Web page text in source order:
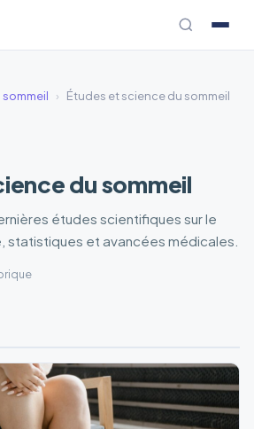
sommeil › Études et science du sommeil
du sommeil
études scientifiques sur le
statistiques et avancées médicales.